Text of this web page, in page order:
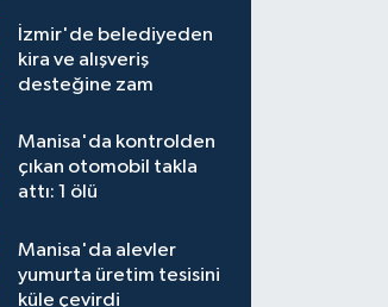
İzmir'de belediyeden
kira ve alışveriş
desteğine zam
Manisa'da kontrolden
çıkan otomobil takla
attı: 1 ölü
Manisa'da alevler
yumurta üretim tesisini
küle çevirdi